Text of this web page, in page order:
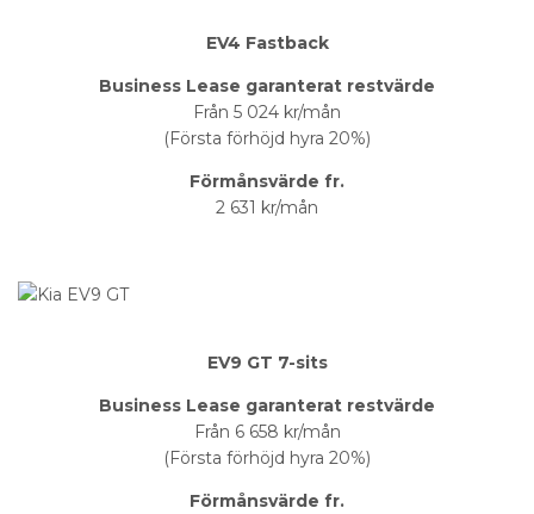
EV4 Fastback
Business Lease garanterat restvärde
Från 5 024 kr/mån
(Första förhöjd hyra 20%)
Förmånsvärde fr.
2 631 kr/mån
EV9 GT 7-sits
Business Lease garanterat restvärde
Från 6 658 kr/mån
(Första förhöjd hyra 20%)
Förmånsvärde fr.